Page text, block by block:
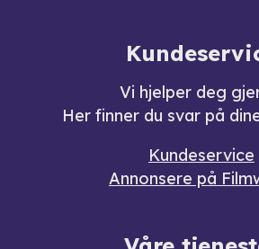
Vi hjelper deg
Her finner du svar på
Kundeservice
Annonsere på